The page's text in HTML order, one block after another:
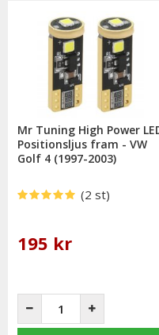
Mr Tuning High Power
Positionsljus fram - VW
Golf 4 (1997-2003)
(2 st)
195 kr